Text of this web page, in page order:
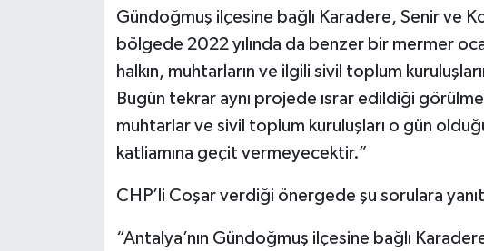
Gündoğmuş ilçesine bağlı Karadere, Senir ve
bölgede 2022 yılında da benzer bir mermer
halkın, muhtarların ve ilgili sivil toplum
Bugün tekrar aynı projede ısrar edildiği
muhtarlar ve sivil toplum kuruluşları o gün
katliamına geçit vermeyecektir.”
CHP’li Coşar verdiği önergede şu sorulara
“Antalya’nın Gündoğmuş ilçesine bağlı